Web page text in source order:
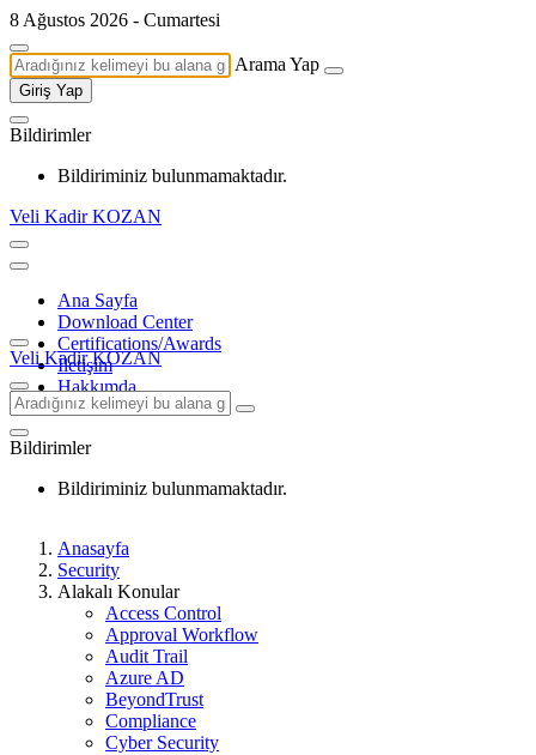
8 Ağustos 2026 - Cumartesi
Arama Yap
Giriş Yap
Bildirimler
Bildiriminiz bulunmamaktadır.
Veli Kadir KOZAN
Ana Sayfa
Download Center
Certifications/Awards
İletişim
Hakkımda
Veli Kadir KOZAN
Bildirimler
Bildiriminiz bulunmamaktadır.
Anasayfa
Security
Alakalı Konular
Access Control
Approval Workflow
Audit Trail
Azure AD
BeyondTrust
Compliance
Cyber Security